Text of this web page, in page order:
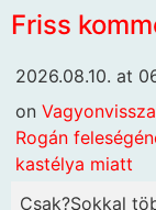
Friss
2026.08.10. at
on
Rogán
kastélya miatt
Csak?Sokkal